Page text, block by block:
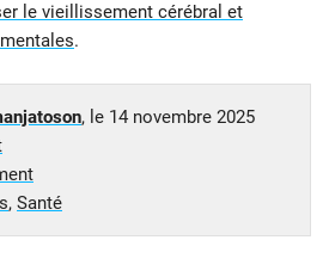
le vieillissement cérébral et
.
, le 14 novembre 2025
, Santé